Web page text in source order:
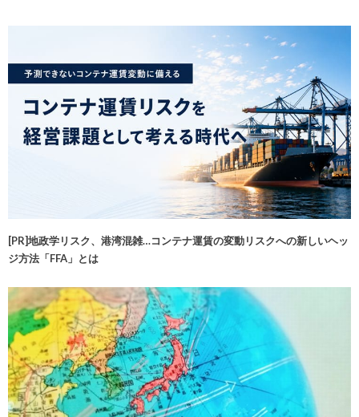
[PR]地政学リスク、港湾混雑…コンテナ運賃の変動リスクへの新しいヘッ
ジ方法「FFA」とは